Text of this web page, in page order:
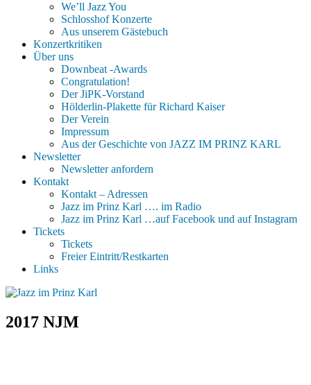
We’ll Jazz You
Schlosshof Konzerte
Aus unserem Gästebuch
Konzertkritiken
Über uns
Downbeat -Awards
Congratulation!
Der JiPK-Vorstand
Hölderlin-Plakette für Richard Kaiser
Der Verein
Impressum
Aus der Geschichte von JAZZ IM PRINZ KARL
Newsletter
Newsletter anfordern
Kontakt
Kontakt – Adressen
Jazz im Prinz Karl …. im Radio
Jazz im Prinz Karl …auf Facebook und auf Instagram
Tickets
Tickets
Freier Eintritt/Restkarten
Links
2017 NJM